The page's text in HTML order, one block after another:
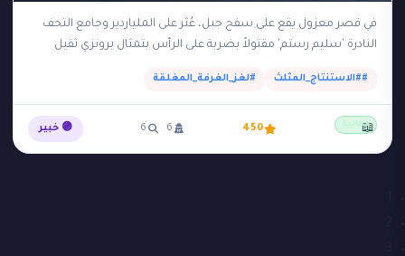
في قصر معزول يقع على سفح جبل، عُثر على الملياردير وجامع التحف
النادرة 'سليم رستم' مقتولاً بضربة على الرأس بتمثال برونزي ثقيل
##الاستنتاج_المثلث #لغز_الغرفة_المغلقة
مجانية 450
6
6 🟣 خبير 📖